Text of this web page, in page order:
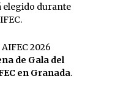
elegido durante
2026
de Gala del
en Granada.